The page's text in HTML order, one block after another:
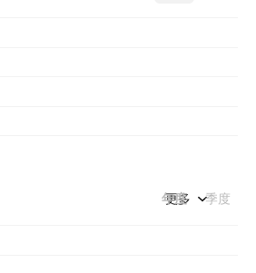
年度 季度
更多